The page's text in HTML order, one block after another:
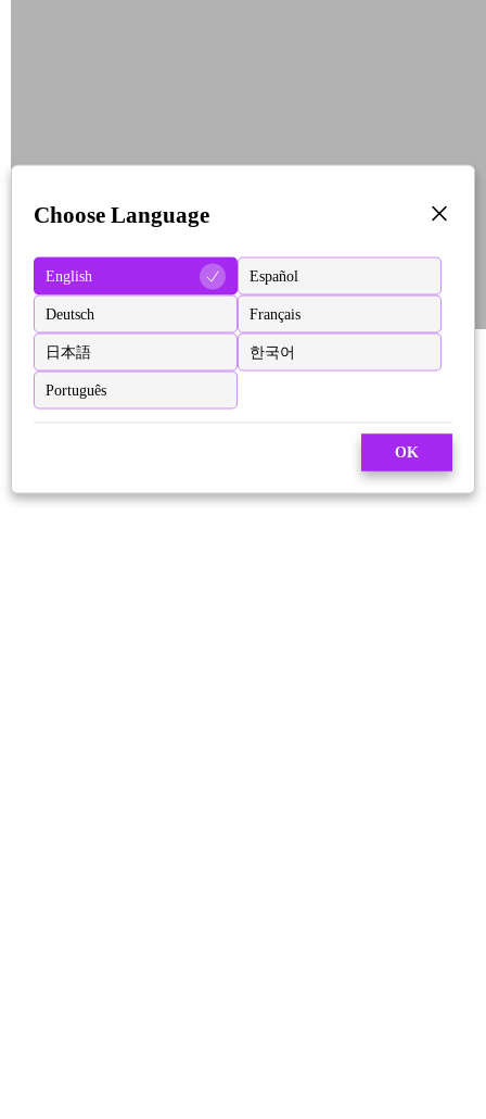
Choose Language
English Español
Deutsch Français
日本語 한국어
Português
OK